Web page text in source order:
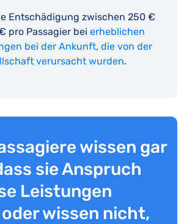
Entschädigung zwischen 250 €
pro Passagier bei erheblichen
bei der Ankunft, die von der
verursacht wurden.
wissen gar
sie Anspruch
Leistungen
wissen nicht,